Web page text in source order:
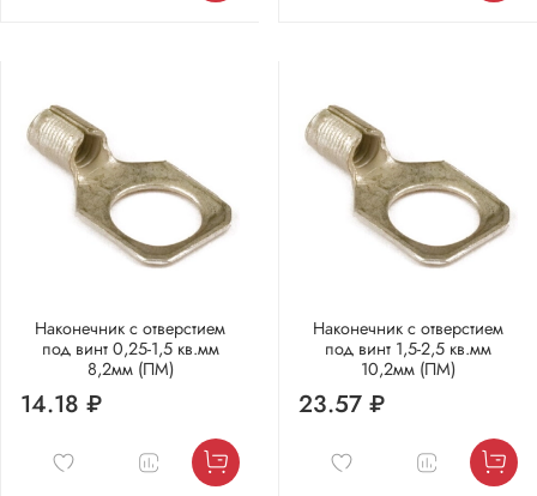
Наконечник с отверстием
под винт 0,25-1,5 кв.мм
8,2мм (ПМ)
14.18 ₽
Наконечник с отверстием
под винт 1,5-2,5 кв.мм
10,2мм (ПМ)
23.57 ₽